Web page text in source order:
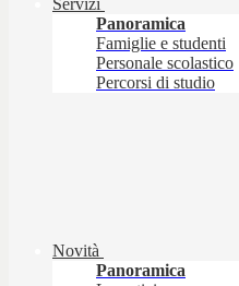
Servizi
Panoramica
Famiglie e studenti
Personale scolastico
Percorsi di studio
Novità
Panoramica